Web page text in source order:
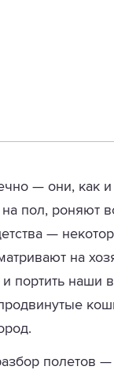
— они, как
пол, роняют
—
на
и портить наши
полетов